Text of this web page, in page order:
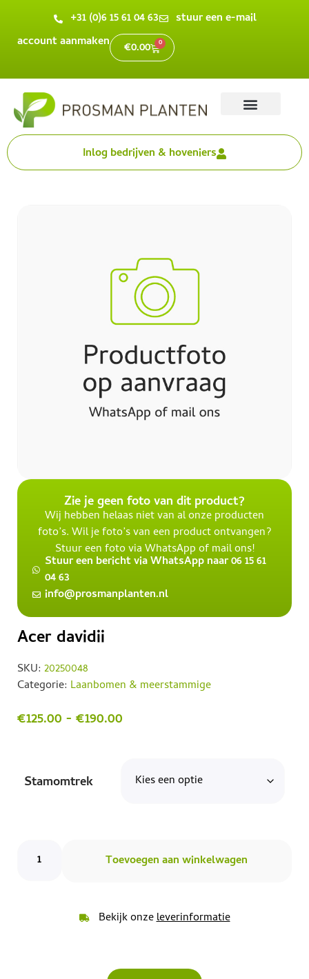
+31 (0)6 15 61 04 63
stuur een e-mail
account aanmaken
€0.00 0
Inlog bedrijven & hoveniers
Zie je geen foto van dit product?
Wij hebben helaas niet van al onze producten
foto’s. Wil je foto’s van een product ontvangen?
Stuur een foto via WhatsApp of mail ons!
Stuur een bericht via WhatsApp naar 06 15 61
04 63
info@prosmanplanten.nl
Acer davidii
SKU: 20250048
Categorie: Laanbomen & meerstammige
€125.00 - €190.00
Stamomtrek
Toevoegen aan winkelwagen
Bekijk onzeleverinformatie